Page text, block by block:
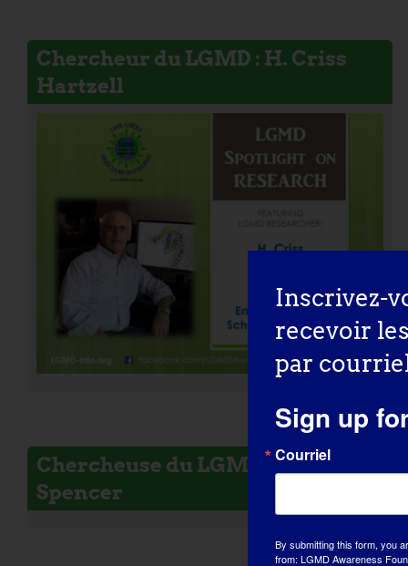
Chercheur du LGMD : H. Criss
Hartzell
Chercheuse du LGMD : Melissa
Spencer
Inscrivez-
recevoir
par
Sign up
Courriel
By submitting this form, you
from: LGMD Awareness